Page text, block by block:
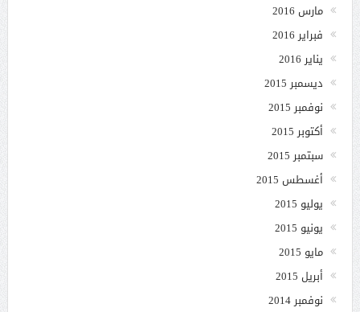
مارس 2016
فبراير 2016
يناير 2016
ديسمبر 2015
نوفمبر 2015
أكتوبر 2015
سبتمبر 2015
أغسطس 2015
يوليو 2015
يونيو 2015
مايو 2015
أبريل 2015
نوفمبر 2014